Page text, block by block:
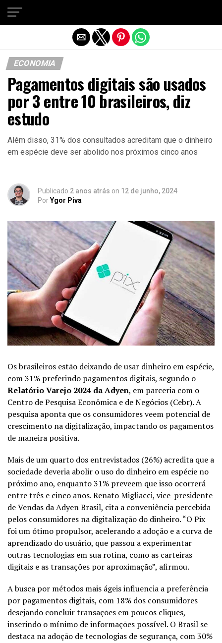
ECONOMIA
Pagamentos digitais são usados
por 3 entre 10 brasileiros, diz
estudo
Além disso, 31% dos consultados acreditam que o dinheiro
em espécie deve ser abolido nos próximos cinco anos
Publicado 2 anos atrás on 12 de junho, 2024
PorYgor Piva
Os brasileiros estão deixando de usar dinheiro em espécie,
com 31% preferindo pagamentos digitais, segundo o
Relatório Varejo 2024 da Adyen, em parceria com o
Centro de Pesquisa Econômica e de Negócios (Cebr). A
pesquisa aponta que os consumidores veem potencial de
crescimento na digitalização, impactando os pagamentos
de maneira positiva.
Mais de um quarto dos entrevistados (26%) acredita que a
sociedade deveria abolir o uso do dinheiro em espécie no
próximo ano, enquanto 31% preveem que isso ocorrerá
entre três e cinco anos. Renato Migliacci, vice-presidente
de Vendas da Adyen Brasil, cita a conveniência percebida
pelos consumidores na digitalização do dinheiro. “O Pix
foi um ótimo propulsor, acelerando a adoção e a curva de
aprendizado do usuário, que passou a experimentar
outras tecnologias em sua rotina, como as carteiras
digitais e as transações por aproximação”, afirmou.
A busca por métodos mais ágeis influencia a preferência
por pagamentos digitais, com 18% dos consumidores
desejando concluir transações em poucos cliques,
inserindo o mínimo de informações possível. O Brasil se
destaca na adoção de tecnologias de segurança, com 30%